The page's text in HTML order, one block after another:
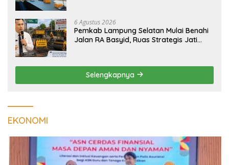
6 Agustus 2026
Pemkab Lampung Selatan Mulai Benahi
Jalan RA Basyid, Ruas Strategis Jati
Selengkapnya
EKONOMI